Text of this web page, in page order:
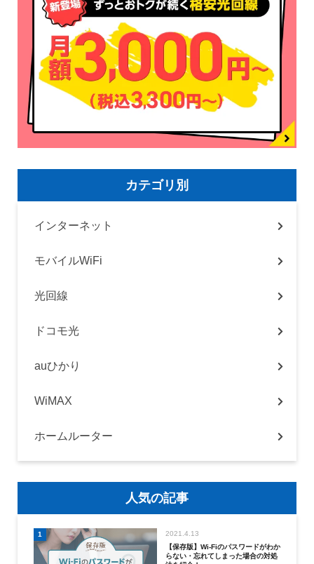
カテゴリ別
インターネット
モバイルWiFi
光回線
ドコモ光
auひかり
WiMAX
ホームルーター
人気の記事
1
2021.4.13
【保存版】Wi-Fiのパスワードがわか
らない・忘れてしまった場合の対処